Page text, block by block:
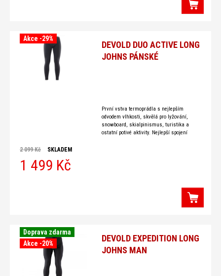
DEVOLD DUO ACTIVE LONG
JOHNS PÁNSKÉ
Akce -29%
První vstva termoprádla s nejlepším
odvodem vlhkosti, skvělá pro lyžování,
snowboard, skialpinismus, turistika a
ostatní potivé aktivity. Nejlepší spojení
2 099 Kč SKLADEM
1 499 Kč
DEVOLD EXPEDITION LONG
JOHNS MAN
Doprava zdarma
Akce -20%